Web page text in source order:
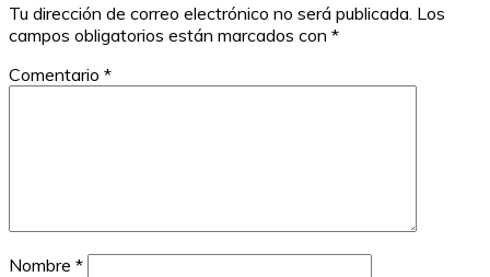
Tu dirección de correo electrónico no será publicada. Los
campos obligatorios están marcados con *
Comentario *
Nombre *